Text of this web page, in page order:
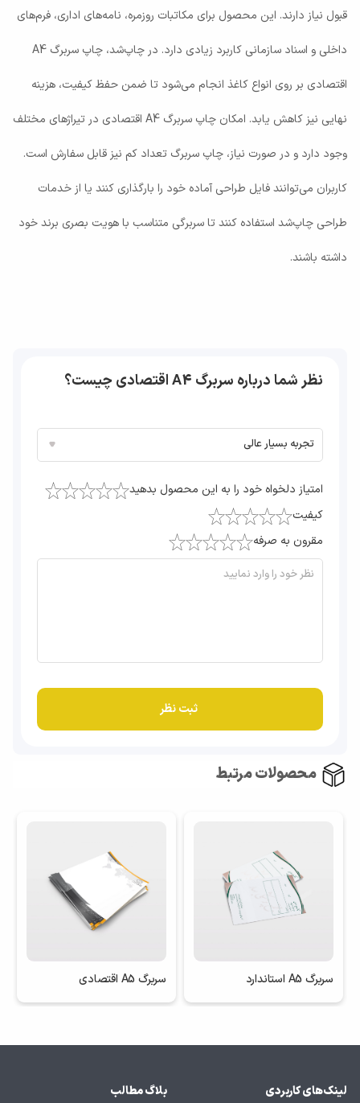
قبول نیاز دارند. این محصول برای مکاتبات روزمره، نامه‌های اداری، فرم‌های
داخلی و اسناد سازمانی کاربرد زیادی دارد. در چاپ‌شد، چاپ سربرگ A4
اقتصادی بر روی انواع کاغذ انجام می‌شود تا ضمن حفظ کیفیت، هزینه
نهایی نیز کاهش یابد. امکان چاپ سربرگ A4 اقتصادی در تیراژهای مختلف
وجود دارد و در صورت نیاز، چاپ سربرگ تعداد کم نیز قابل سفارش است.
کاربران می‌توانند فایل طراحی آماده خود را بارگذاری کنند یا از خدمات
طراحی چاپ‌شد استفاده کنند تا سربرگی متناسب با هویت بصری برند خود
داشته باشند.
نظر شما درباره سربرگ A4 اقتصادی چیست؟
امتیاز دلخواه خود را به این محصول بدهید
کیفیت
مقرون به صرفه
محصولات مرتبط
سربرگ A5 استاندارد سربرگ A5 اقتصادی
لینک‌های کاربردی
بلاگ مطالب